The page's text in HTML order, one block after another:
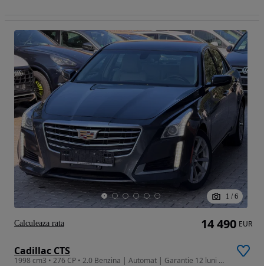
1 / 6
Cadillac CTS
1998 cm3 • 276 CP • 2.0 Benzina | Automat | Garantie 12 luni | Finantare | Bose | Keyless
14 490 EUR
Calculeaza rata